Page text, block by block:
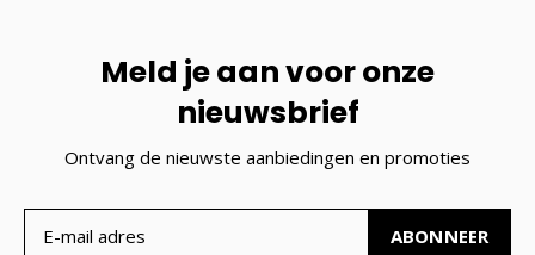
Meld je aan voor onze
nieuwsbrief
Ontvang de nieuwste aanbiedingen en promoties
ABONNEER